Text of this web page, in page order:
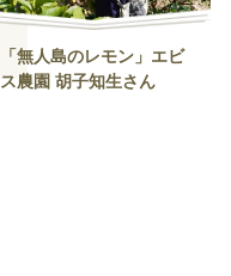
「無人島のレモン」エビ
ス農園 胡子知生さん